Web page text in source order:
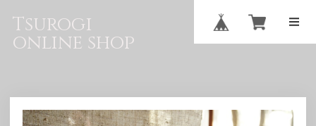
Tsurogi
online shop